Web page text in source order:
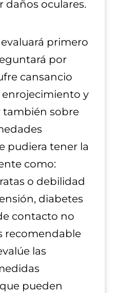
daños oculares.
primero
por
cansancio
enrojecimiento y
también sobre
pudiera tener la
como:
o debilidad
diabetes
contacto no
recomendable
las
pueden